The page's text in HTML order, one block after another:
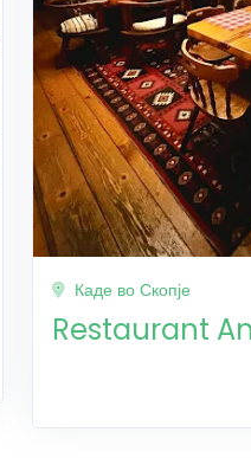
Каде во Скопје
Restaurant